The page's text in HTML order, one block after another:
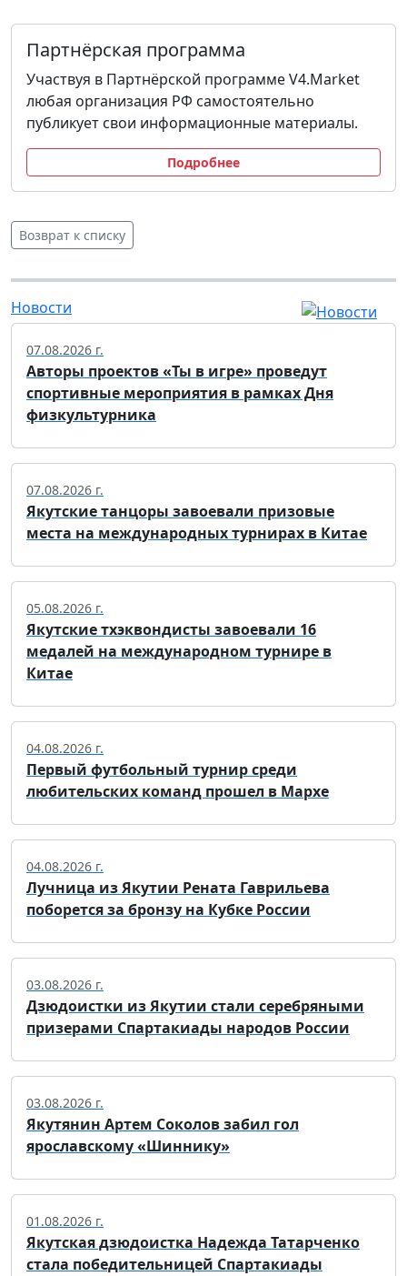
Партнёрская программа
Участвуя в Партнёрской программе V4.Market
любая организация РФ самостоятельно
публикует свои информационные материалы.
Подробнее
Возврат к списку
Новости
07.08.2026 г.
Авторы проектов «Ты в игре» проведут
спортивные мероприятия в рамках Дня
физкультурника
07.08.2026 г.
Якутские танцоры завоевали призовые
места на международных турнирах в Китае
05.08.2026 г.
Якутские тхэквондисты завоевали 16
медалей на международном турнире в
Китае
04.08.2026 г.
Первый футбольный турнир среди
любительских команд прошел в Мархе
04.08.2026 г.
Лучница из Якутии Рената Гаврильева
поборется за бронзу на Кубке России
03.08.2026 г.
Дзюдоистки из Якутии стали серебряными
призерами Спартакиады народов России
03.08.2026 г.
Якутянин Артем Соколов забил гол
ярославскому «Шиннику»
01.08.2026 г.
Якутская дзюдоистка Надежда Татарченко
стала победительницей Спартакиады